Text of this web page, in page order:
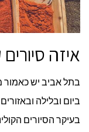
איזה
בתל אביב יש כאמור
ביום ובלילה
בעיקר הסיורים